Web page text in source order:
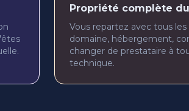
Propriété complète
Vous repartez avec tous
domaine, hébergement,
changer de prestataire à
technique.